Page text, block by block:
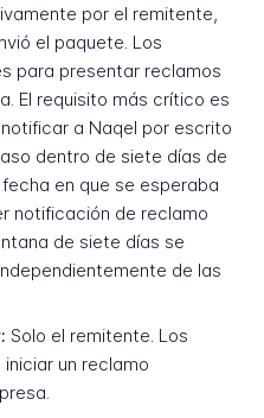
por el remitente,
el paquete. Los
para presentar reclamos
El requisito más crítico es
a Naqel por escrito
dentro de siete días de
en que se esperaba
notificación de reclamo
de siete días se
de las
Solo el remitente. Los
un reclamo